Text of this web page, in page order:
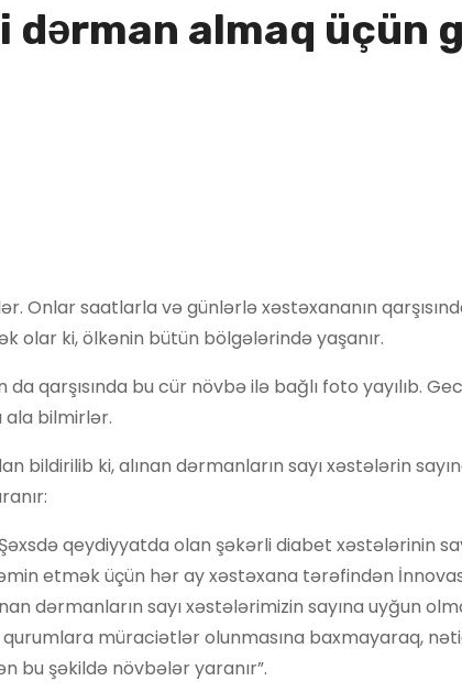
almaq üçün
saatlarla və günlərlə xəstəxananın
olar ki, ölkənin bütün bölgələrində yaşanır.
qarşısında bu cür növbə ilə bağlı foto yayılıb.
ala bilmirlər.
bildirilib ki, alınan dərmanların sayı xəstələrin
qeydiyyatda olan şəkərli diabet xəstələrinin
etmək üçün hər ay xəstəxana tərəfindən
dərmanların sayı xəstələrimizin sayına uyğun
qurumlara müraciətlər olunmasına baxmayaraq,
bu şəkildə növbələr yaranır”.